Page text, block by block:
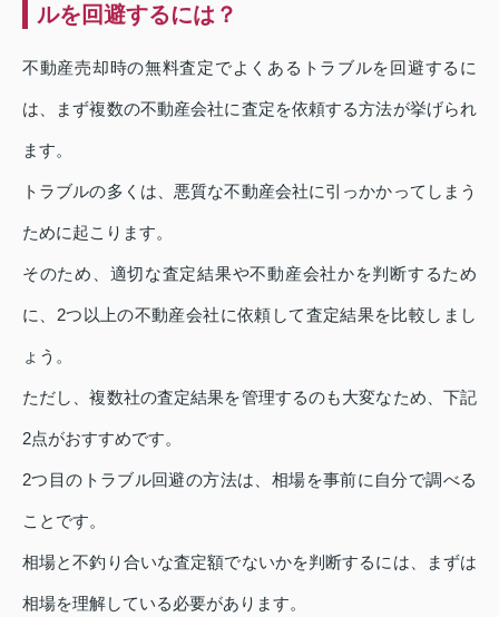
ルを回避するには？
不動産売却時の無料査定でよくあるトラブルを回避するに
は、まず複数の不動産会社に査定を依頼する方法が挙げられ
ます。
トラブルの多くは、悪質な不動産会社に引っかかってしまう
ために起こります。
そのため、適切な査定結果や不動産会社かを判断するため
に、2つ以上の不動産会社に依頼して査定結果を比較しまし
ょう。
ただし、複数社の査定結果を管理するのも大変なため、下記
2点がおすすめです。
2つ目のトラブル回避の方法は、相場を事前に自分で調べる
ことです。
相場と不釣り合いな査定額でないかを判断するには、まずは
相場を理解している必要があります。